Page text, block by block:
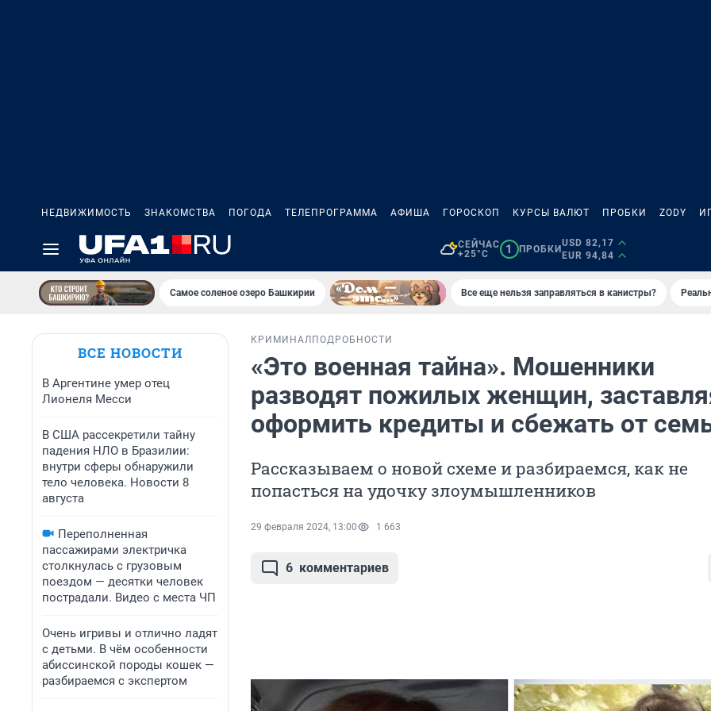
НЕДВИЖИМОСТЬ ЗНАКОМСТВА ПОГОДА ТЕЛЕПРОГРАММА АФИША ГОРОСКОП КУРСЫ ВАЛЮТ ПРОБКИ ZODY
СЕЙЧАС
+25°C
1 ПРОБКИ
USD 82,17
EUR 94,84
Самое соленое озеро Башкирии Все еще нельзя заправляться в канистры?
ВСЕ НОВОСТИ
В Аргентине умер отец
Лионеля Месси
В США рассекретили тайну
падения НЛО в Бразилии:
внутри сферы обнаружили
тело человека. Новости 8
августа
Переполненная
пассажирами электричка
столкнулась с грузовым
поездом — десятки человек
пострадали. Видео с места ЧП
Очень игривы и отлично ладят
с детьми. В чём особенности
абиссинской породы кошек —
разбираемся с экспертом
КРИМИНАЛ ПОДРОБНОСТИ
«Это военная тайна». Мошенники
разводят пожилых женщин,
оформить кредиты и сбежать от
Рассказываем о новой схеме и разбираемся, как не
попасться на удочку злоумышленников
29 февраля 2024, 13:00 1 663
6 комментариев